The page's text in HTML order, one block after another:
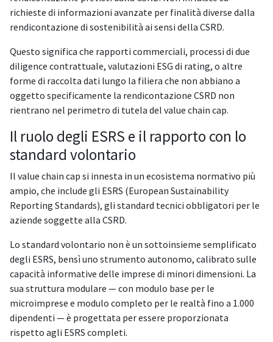
richieste di informazioni avanzate per finalità diverse dalla
rendicontazione di sostenibilità ai sensi della CSRD.
Questo significa che rapporti commerciali, processi di due
diligence contrattuale, valutazioni ESG di rating, o altre
forme di raccolta dati lungo la filiera che non abbiano a
oggetto specificamente la rendicontazione CSRD non
rientrano nel perimetro di tutela del value chain cap.
Il ruolo degli ESRS e il rapporto con lo
standard volontario
Il value chain cap si innesta in un ecosistema normativo più
ampio, che include gli ESRS (European Sustainability
Reporting Standards), gli standard tecnici obbligatori per le
aziende soggette alla CSRD.
Lo standard volontario non è un sottoinsieme semplificato
degli ESRS, bensì uno strumento autonomo, calibrato sulle
capacità informative delle imprese di minori dimensioni. La
sua struttura modulare — con modulo base per le
microimprese e modulo completo per le realtà fino a 1.000
dipendenti — è progettata per essere proporzionata
rispetto agli ESRS completi.